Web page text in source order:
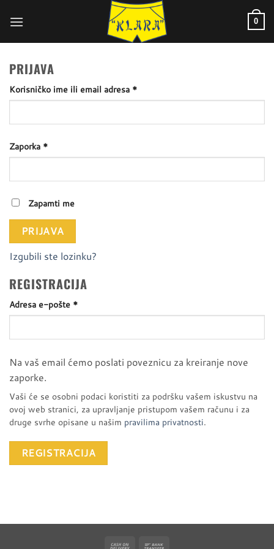
0
PRIJAVA
Korisničko ime ili email adresa *Obavezno
Zaporka *Obavezno
Zapamti me
PRIJAVA
Izgubili ste lozinku?
REGISTRACIJA
Adresa e-pošte *Obavezno
Na vaš email ćemo poslati poveznicu za kreiranje nove
zaporke.
Vaši će se osobni podaci koristiti za podršku vašem iskustvu na
ovoj web stranici, za upravljanje pristupom vašem računu i za
druge svrhe opisane u našim pravilima privatnosti.
REGISTRACIJA
Cash